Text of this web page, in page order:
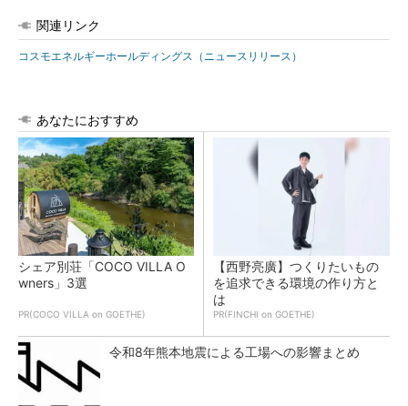
関連リンク
コスモエネルギーホールディングス（ニュースリリース）
あなたにおすすめ
シェア別荘「COCO VILLA O
wners」3選
PR(COCO VILLA on GOETHE)
【西野亮廣】つくりたいもの
を追求できる環境の作り方と
は
PR(FINCHI on GOETHE)
令和8年熊本地震による工場への影響まとめ